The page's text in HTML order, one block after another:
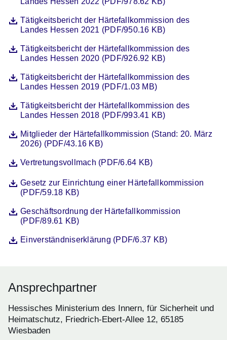
DateiTätigkeitsbericht der Härtefallkommission des
Landes Hessen 2021 (PDF/950.16 KB)
Öffnet sich in einem neuen Fenster
DateiTätigkeitsbericht der Härtefallkommission des
Landes Hessen 2020 (PDF/926.92 KB)
Öffnet sich in einem neuen Fenster
DateiTätigkeitsbericht der Härtefallkommission des
Landes Hessen 2019 (PDF/1.03 MB)
Öffnet sich in einem neuen Fenster
DateiTätigkeitsbericht der Härtefallkommission des
Landes Hessen 2018 (PDF/993.41 KB)
Öffnet sich in einem neuen Fenster
DateiMitglieder der Härtefallkommission (Stand: 20. März
2026) (PDF/43.16 KB)
Öffnet sich in einem neuen Fenster
DateiVertretungsvollmach (PDF/6.64 KB)
Öffnet sich in einem neuen Fenster
DateiGesetz zur Einrichtung einer Härtefallkommission
(PDF/59.18 KB)
Öffnet sich in einem neuen Fenster
DateiGeschäftsordnung der Härtefallkommission
(PDF/89.61 KB)
Öffnet sich in einem neuen Fenster
DateiEinverständniserklärung (PDF/6.37 KB)
Öffnet sich in einem neuen Fenster
Ansprechpartner
Hessisches Ministerium des Innern, für Sicherheit und
Heimatschutz, Friedrich-Ebert-Allee 12, 65185
Wiesbaden